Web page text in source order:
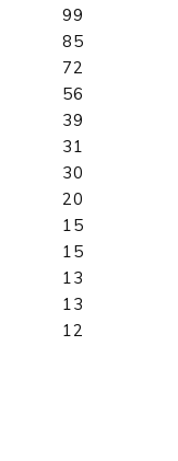
99
85
72
56
39
31
30
20
15
15
13
13
12